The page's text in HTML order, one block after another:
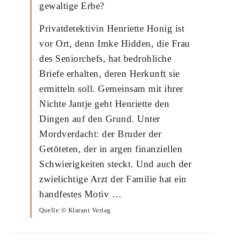
gewaltige Erbe?
Privatdetektivin Henriette Honig ist
vor Ort, denn Imke Hidden, die Frau
des Seniorchefs, hat bedrohliche
Briefe erhalten, deren Herkunft sie
ermitteln soll. Gemeinsam mit ihrer
Nichte Jantje geht Henriette den
Dingen auf den Grund. Unter
Mordverdacht: der Bruder der
Getöteten, der in argen finanziellen
Schwierigkeiten steckt. Und auch der
zwielichtige Arzt der Familie hat ein
handfestes Motiv …
Quelle:© Klarant Verlag